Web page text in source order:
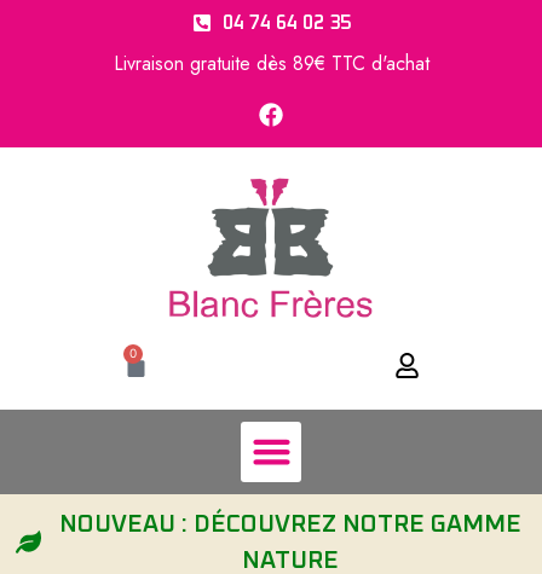
04 74 64 02 35
Livraison gratuite dès 89€ TTC d'achat
0
NOUVEAU : DÉCOUVREZ NOTRE GAMME
NATURE